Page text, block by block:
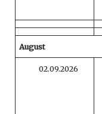
August
02.09.2026